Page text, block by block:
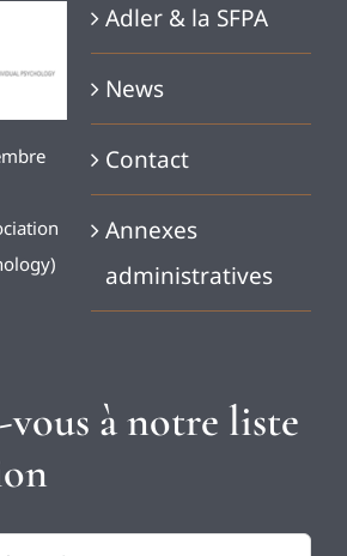
Adler & la SFPA
News
Contact
Annexes
administratives
à notre liste